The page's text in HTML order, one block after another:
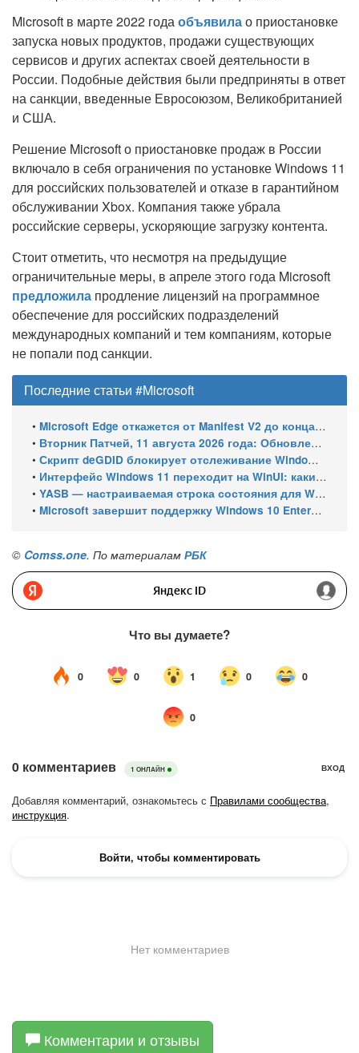
Microsoft в марте 2022 годаобъявилао приостановке
запуска новых продуктов, продажи существующих
сервисов и других аспектах своей деятельности в
России. Подобные действия были предприняты в ответ
на санкции, введенные Евросоюзом, Великобританией
и США.
Решение Microsoft о приостановке продаж в России
включало в себя ограничения по установке Windows 11
для российских пользователей и отказе в гарантийном
обслуживании Xbox. Компания также убрала
российские серверы, ускоряющие загрузку контента.
Стоит отметить, что несмотря на предыдущие
ограничительные меры, в апреле этого года Microsoft
предложила продление лицензий на программное
обеспечение для российских подразделений
международных компаний и тем компаниям, которые
не попали под санкции.
Последние статьи #Microsoft
• Microsoft Edge откажется от Manifest V2 до конца 2026 года – классический uBlock Origin перестанет работать
• Вторник Патчей, 11 августа 2026 года: Обновления безопасности для Windows 11 (включая KB5121003), ESU-обновления для Windows 10
• Скрипт deGDID блокирует отслеживание Windows по глобальному идентификатору устройства
• Интерфейс Windows 11 переходит на WinUI: какие системные элементы обновит Microsoft
• YASB — настраиваемая строка состояния для Windows с виджетами и поддержкой нескольких мониторов
• Microsoft завершит поддержку Windows 10 Enterprise LTSC 2021 в январе 2027 года. ESU продлят обновления до января 2030 года
© Comss.one. По материалам РБК
Комментарии и отзывы